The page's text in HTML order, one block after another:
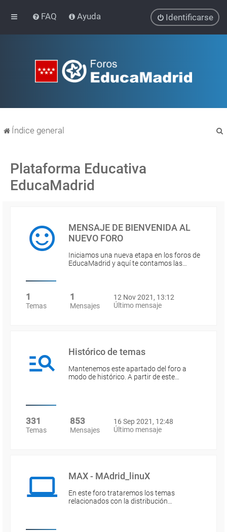
FAQ Ayuda Identificarse
Índice general
Plataforma Educativa
EducaMadrid
MENSAJE DE BIENVENIDA AL
NUEVO FORO
Iniciamos una nueva etapa en los foros de
EducaMadrid y aquí te contamos las…
1
Temas
1
Mensajes
12 Nov 2021, 13:12
Último mensaje
Histórico de temas
Mantenemos este apartado del foro a
modo de histórico. A partir de este…
331
Temas
853
Mensajes
16 Sep 2021, 12:48
Último mensaje
MAX - MAdrid_linuX
En este foro trataremos los temas
relacionados con la distribución…